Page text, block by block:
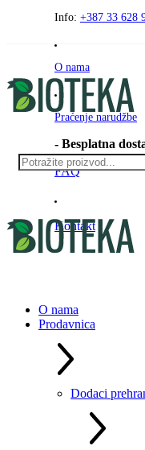
PreskočiteInfo: +387 33 628
O nama
Praćenje narudžbe
- Besplatna
FAQ
Kontakt
O nama
Prodavnica
Dodaci